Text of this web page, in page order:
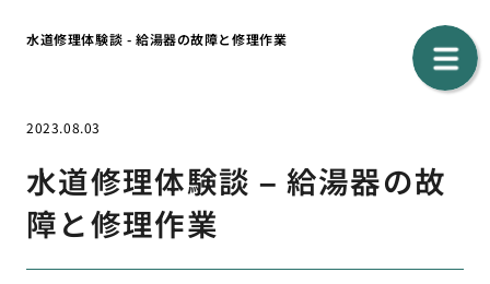
水道修理体験談 - 給湯器の故障と修理作業
2023.08.03
水道修理体験談 – 給湯器の故
障と修理作業